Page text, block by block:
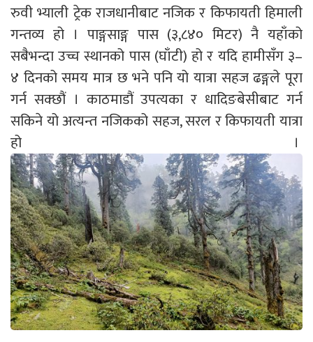
रुवी भ्याली ट्रेक राजधानीबाट नजिक र किफायती हिमाली
गन्तव्य हो । पाङ्गसाङ्ग पास (३,८४० मिटर) नै यहाँको
सबैभन्दा उच्च स्थानको पास (घाँटी) हो र यदि हामीसँग ३–
४ दिनको समय मात्र छ भने पनि यो यात्रा सहज ढङ्गले पूरा
गर्न सक्छौं । काठमाडौं उपत्यका र धादिङबेसीबाट गर्न
सकिने यो अत्यन्त नजिकको सहज, सरल र किफायती यात्रा
हो ।